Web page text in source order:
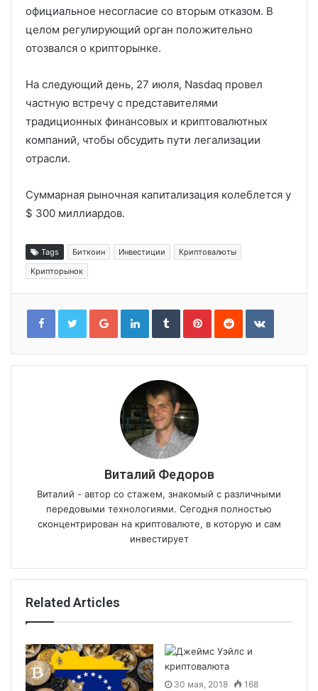
официальное несогласие со вторым отказом. В
целом регулирующий орган положительно
отозвался о крипторынке.
На следующий день, 27 июля, Nasdaq провел
частную встречу с представителями
традиционных финансовых и криптовалютных
компаний, чтобы обсудить пути легализации
отрасли.
Суммарная рыночная капитализация колеблется у
$ 300 миллиардов.
Tags Биткоин Инвестиции
Криптовалюты
Крипторынок
Google+LinkedInTumblrPinterestReddit VKontakte
Виталий Федоров
Виталий - автор со стажем, знакомый с различными
передовыми технологиями. Сегодня полностью
сконцентрирован на криптовалюте, в которую и сам
инвестирует
Related Articles
30 мая, 2018 168